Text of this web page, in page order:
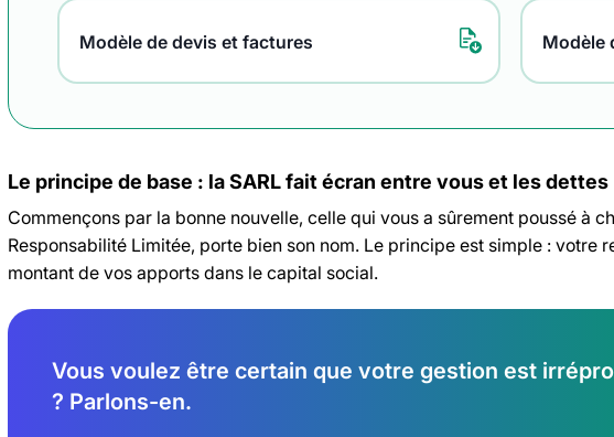
Modèle de devis et factures Modèle
Le principe de base : la SARL fait écran entre vous et les dettes
Commençons par la bonne nouvelle, celle qui vous a sûrement poussé à
Responsabilité Limitée, porte bien son nom. Le principe est simple : votre
montant de vos apports dans le capital social.
Vous voulez être certain que votre gestion est
? Parlons-en.